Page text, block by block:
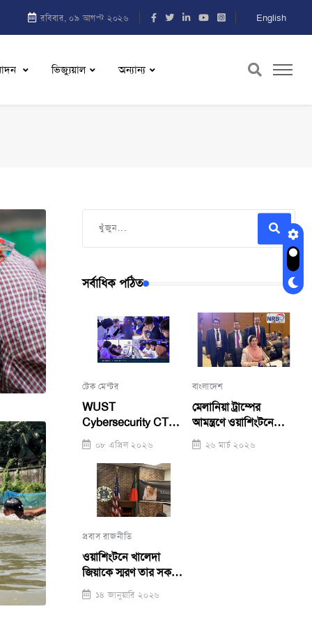
রবিবার, ০৯ আগস্ট ২০২৬ English
ভিজ্যুয়াল অন্যান্য
সর্বাধিক পঠিত
টেক মেন্টর
WUST
Cybersecurity CTF
Competition 2026:
George Mason
Team Takes First
Place, WUST Girls
Team Runners-Up
০৮ এপ্রিল ২০২৬
বাংলাদেশ
মেলানিয়া ট্রাম্পের
আমন্ত্রণে ওয়াশিংটনে
জুবাইদা, গ্লোবাল সামিটে
ভাষণ
২৬ মার্চ ২০২৬
প্রবাস রাজনীতি
ওয়াশিংটনে খালেদা
জিয়াকে স্মরণ তার সকল
উজ্জ্বলতায়, দৃঢ়তায়
১৪ জানুয়ারি ২০২৬